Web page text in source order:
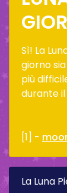
Sì! La
giorno
più
durante il
[1] -
La Luna